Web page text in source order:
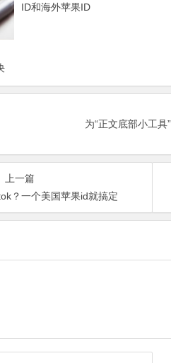
ID和海外苹果ID
为“正文底部小工具
上一篇
？一个美国苹果id就搞定